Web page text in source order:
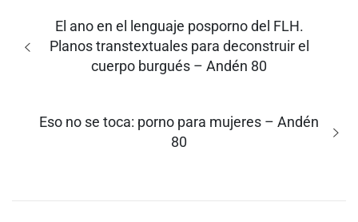
entradas
Entrada
anterior:
El ano en el lenguaje posporno del FLH.
Planos transtextuales para deconstruir el
cuerpo burgués – Andén 80
Entrada
Eso no se toca: porno para mujeres – Andén
80